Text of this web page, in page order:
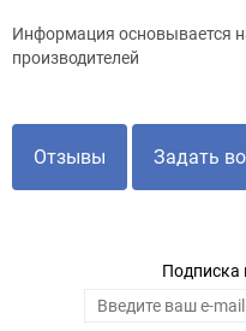
Информация основывается
производителей
Отзывы Задать
Подписка